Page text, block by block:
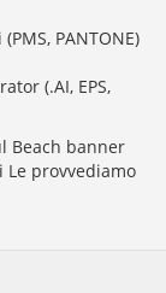
PANTONE)
(.AI, EPS,
Beach banner
Le provvediamo